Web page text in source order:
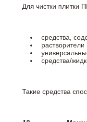
Для чистки плитки
средства,
средства/
Такие средства